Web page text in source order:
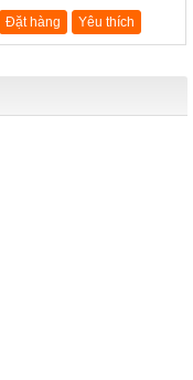
Đặt hàng Yêu thích